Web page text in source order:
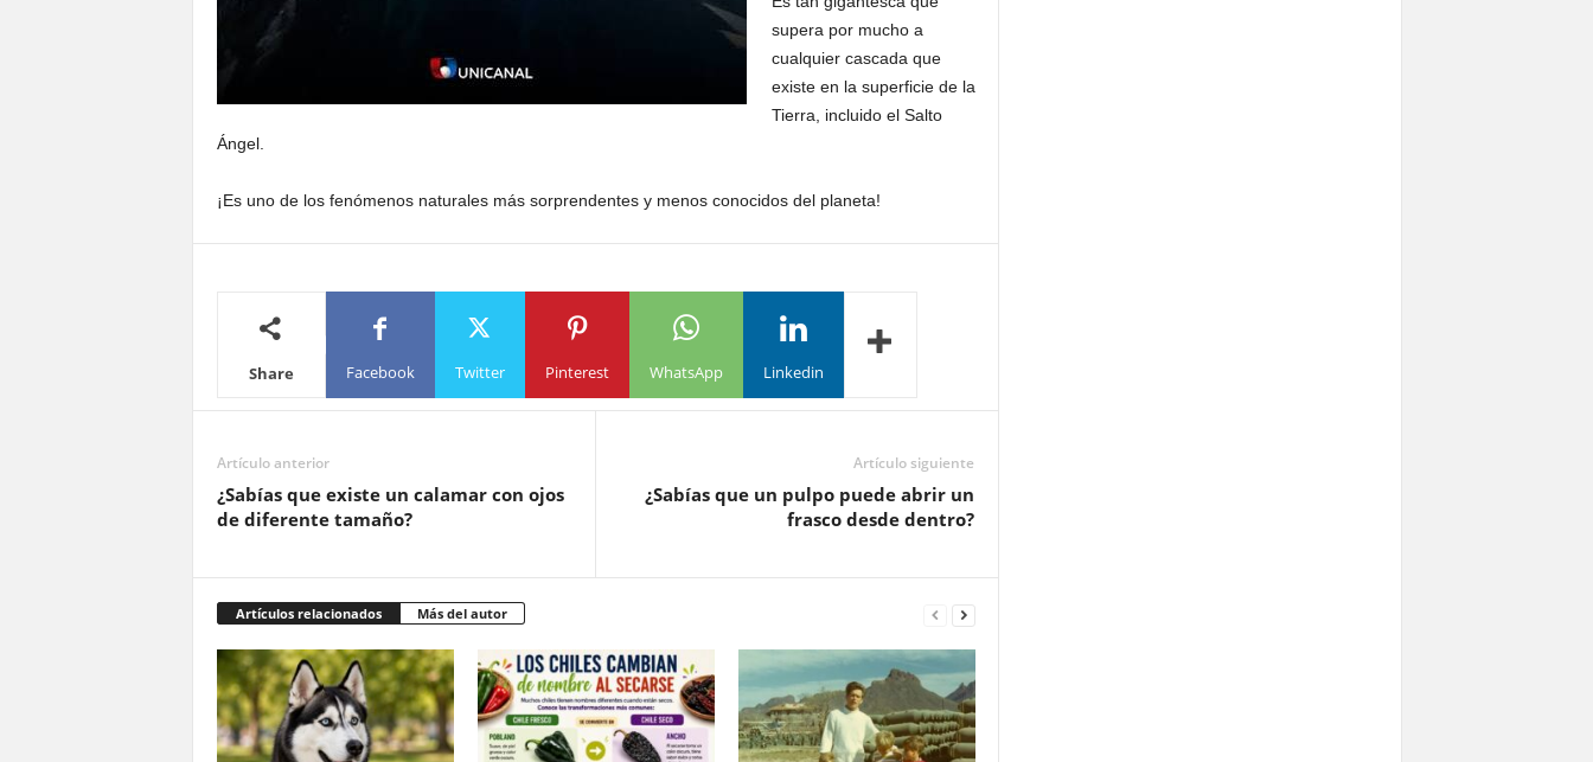
supera por mucho a
cualquier cascada que
existe en la superficie de la
Tierra, incluido el Salto
Ángel.
¡Es uno de los fenómenos naturales más sorprendentes y menos conocidos del planeta!
Share Facebook Twitter Pinterest WhatsApp Linkedin
Artículo anterior
¿Sabías que existe un calamar con ojos
de diferente tamaño?
Artículo siguiente
¿Sabías que un pulpo puede abrir un
frasco desde dentro?
Artículos relacionados Más del autor